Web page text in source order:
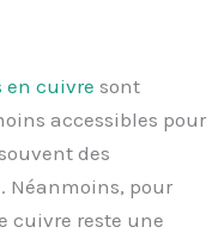
en cuivre sont
accessibles pour
des
Néanmoins, pour
cuivre reste une